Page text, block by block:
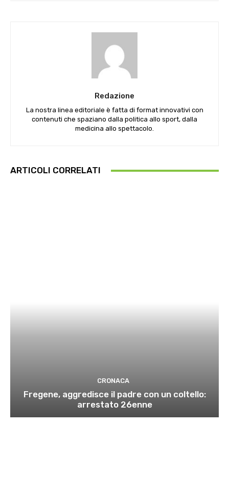
Redazione
La nostra linea editoriale è fatta di format innovativi con
contenuti che spaziano dalla politica allo sport, dalla
medicina allo spettacolo.
ARTICOLI CORRELATI
CRONACA
Fregene, aggredisce il padre con un coltello:
arrestato 26enne